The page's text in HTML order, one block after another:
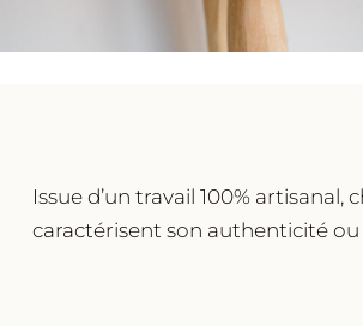
Issue d’un travail 100%
caractérisent son authenticité